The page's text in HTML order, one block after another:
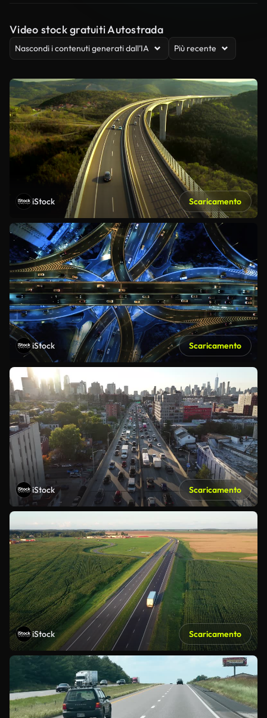
Video stock gratuiti Autostrada
Nascondi i contenuti generati dall’IA Più recente
iStock Scaricamento
iStock Scaricamento
iStock Scaricamento
iStock Scaricamento